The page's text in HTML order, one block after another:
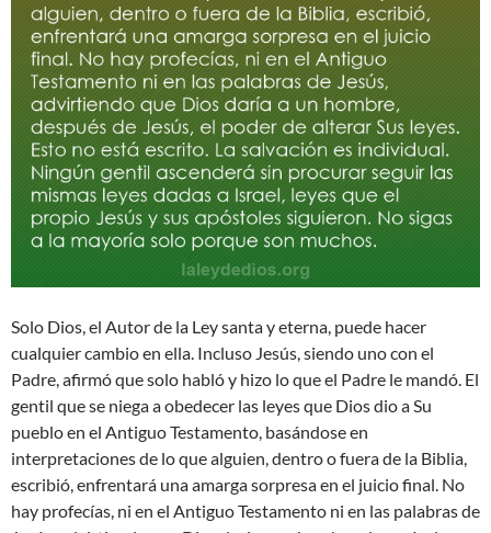
Solo Dios, el Autor de la Ley santa y eterna, puede hacer
cualquier cambio en ella. Incluso Jesús, siendo uno con el
Padre, afirmó que solo habló y hizo lo que el Padre le mandó. El
gentil que se niega a obedecer las leyes que Dios dio a Su
pueblo en el Antiguo Testamento, basándose en
interpretaciones de lo que alguien, dentro o fuera de la Biblia,
escribió, enfrentará una amarga sorpresa en el juicio final. No
hay profecías, ni en el Antiguo Testamento ni en las palabras de